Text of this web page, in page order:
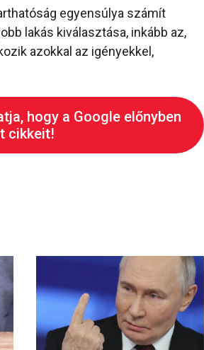
egyensúlya számít
lakás kiválasztása, inkább az,
azokkal az igényekkel,
hogy a Google előnyben
cikkeit!